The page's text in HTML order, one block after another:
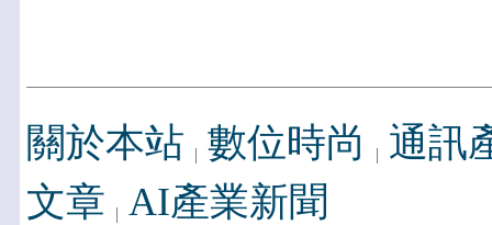
關於本站 數位時尚
通訊
文章 AI產業新聞